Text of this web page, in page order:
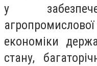
у
економіки
стану,